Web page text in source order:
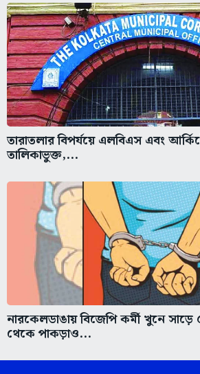
তারাতলার বিপর্যয়ে এলবিএস এবং
তালিকাভুক্ত,...
নারকেলডাঙায় বিজেপি কর্মী খুনে
থেকে পাকড়াও...